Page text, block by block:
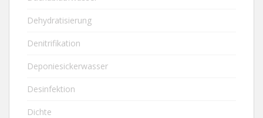
Dehydratisierung
Denitrifikation
Deponiesickerwasser
Desinfektion
Dichte